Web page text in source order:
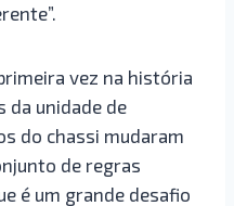
vez na história
da unidade de
do chassi mudaram
de regras
é um grande desafio